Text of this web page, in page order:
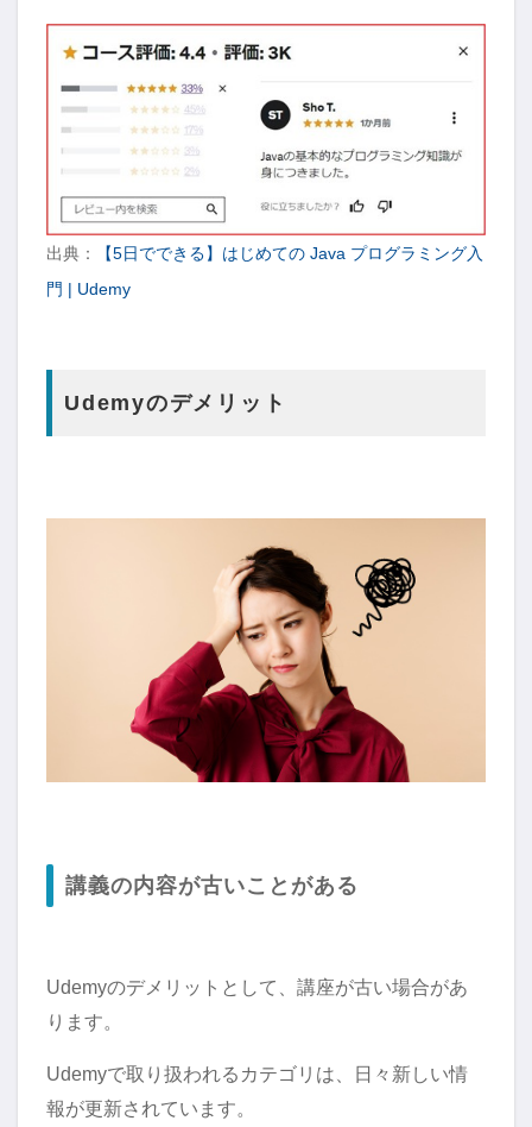
出典：
【5日でできる】はじめての Java プログラミング入
門 | Udemy
Udemyのデメリット
講義の内容が古いことがある
Udemyのデメリットとして、講座が古い場合があ
ります。
Udemyで取り扱われるカテゴリは、日々新しい情
報が更新されています。